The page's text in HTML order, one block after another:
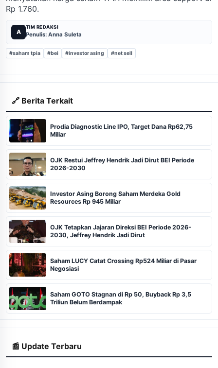
Rp 1.760.
A
TIM REDAKSI
Penulis: Anna Suleta
#saham tpia #bei #investor asing #net sell
🔗 Berita Terkait
Prodia Diagnostic Line IPO, Target Dana Rp62,75
Miliar
OJK Restui Jeffrey Hendrik Jadi Dirut BEI Periode
2026-2030
Investor Asing Borong Saham Merdeka Gold
Resources Rp 945 Miliar
OJK Tetapkan Jajaran Direksi BEI Periode 2026-
2030, Jeffrey Hendrik Jadi Dirut
Saham LUCY Catat Crossing Rp524 Miliar di Pasar
Negosiasi
Saham GOTO Stagnan di Rp 50, Buyback Rp 3,5
Triliun Belum Berdampak
📰 Update Terbaru